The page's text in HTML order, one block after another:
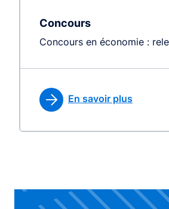
Concours
Concours en économie :
En savoir plus